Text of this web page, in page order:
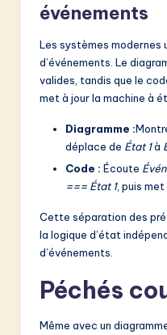
événements
Les systèmes modernes
d’événements. Le
valides, tandis que le
met à jour la machine à
Diagramme :
déplace de État 1à
Code : Écoute
=== État 1, puis
Cette séparation des
la logique d’état
d’événements.
Péchés
Même avec un